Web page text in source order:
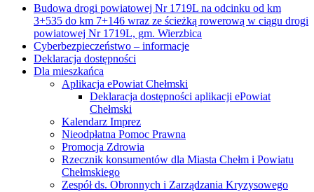
Budowa drogi powiatowej Nr 1719L na odcinku od km
3+535 do km 7+146 wraz ze ścieżką rowerową w ciągu drogi
powiatowej Nr 1719L, gm. Wierzbica
Cyberbezpieczeństwo – informacje
Deklaracja dostępności
Dla mieszkańca
Aplikacja ePowiat Chełmski
Deklaracja dostępności aplikacji ePowiat
Chełmski
Kalendarz Imprez
Nieodpłatna Pomoc Prawna
Promocja Zdrowia
Rzecznik konsumentów dla Miasta Chełm i Powiatu
Chełmskiego
Zespół ds. Obronnych i Zarządzania Kryzysowego